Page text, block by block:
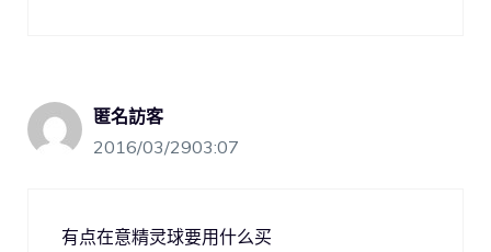
匿名訪客
2016/03/2903:07
有点在意精灵球要用什么买